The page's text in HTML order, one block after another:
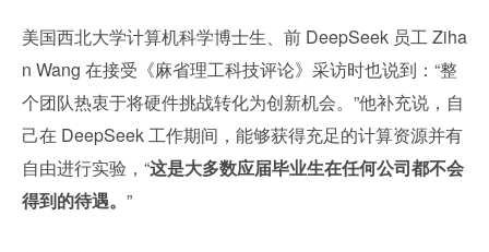
美国西北大学计算机科学博士生、前 DeepSeek 员工 Ziha
n Wang 在接受《麻省理工科技评论》采访时也说到：“整
个团队热衷于将硬件挑战转化为创新机会。”他补充说，自
己在 DeepSeek 工作期间，能够获得充足的计算资源并有
自由进行实验，“这是大多数应届毕业生在任何公司都不会
得到的待遇。 ”